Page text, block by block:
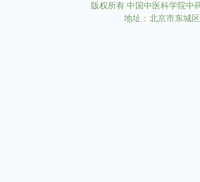
版权所有 中国中医科学院中
地址：北京市东城